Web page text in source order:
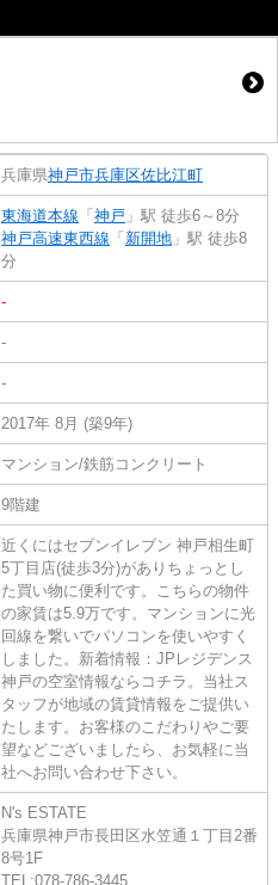
兵庫県神戸市兵庫区佐比江町
東海道本線 「 神戸 」駅 徒歩6～8分
神戸高速東西線 「 新開地 」駅 徒歩8
分
-
-
-
2017年 8月 (築9年)
マンション/鉄筋コンクリート
9階建
近くにはセブンイレブン 神戸相生町
5丁目店(徒歩3分)がありちょっとし
た買い物に便利です。こちらの物件
の家賃は5.9万です。マンションに光
回線を繋いでパソコンを使いやすく
しました。新着情報：JPレジデンス
神戸の空室情報ならコチラ。当社ス
タッフが地域の賃貸情報をご提供い
たします。お客様のこだわりやご要
望などございましたら、お気軽に当
社へお問い合わせ下さい。
N's ESTATE
兵庫県神戸市長田区水笠通１丁目2番
8号1F
TEL:078-786-3445